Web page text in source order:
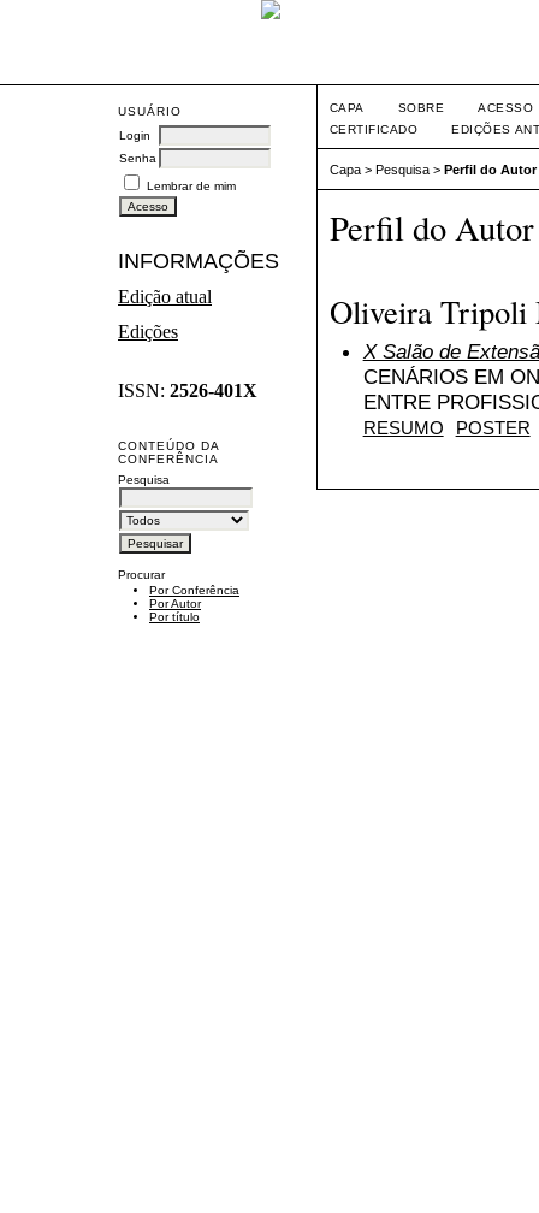
USUÁRIO
Login
Senha
Lembrar de mim
INFORMAÇÕES
Edição atual
Edições
ISSN: 2526-401X
CONTEÚDO DA
CONFERÊNCIA
Pesquisa
Procurar
Por Conferência
Por Autor
Por título
CAPA SOBRE
ACESSO
CERTIFICADO
EDIÇÕES
Capa> Pesquisa> Perfil do Autor
Perfil do Autor
Oliveira Tripoli
X Salão de
CENÁRIOS EM
ENTRE
RESUMO POSTER